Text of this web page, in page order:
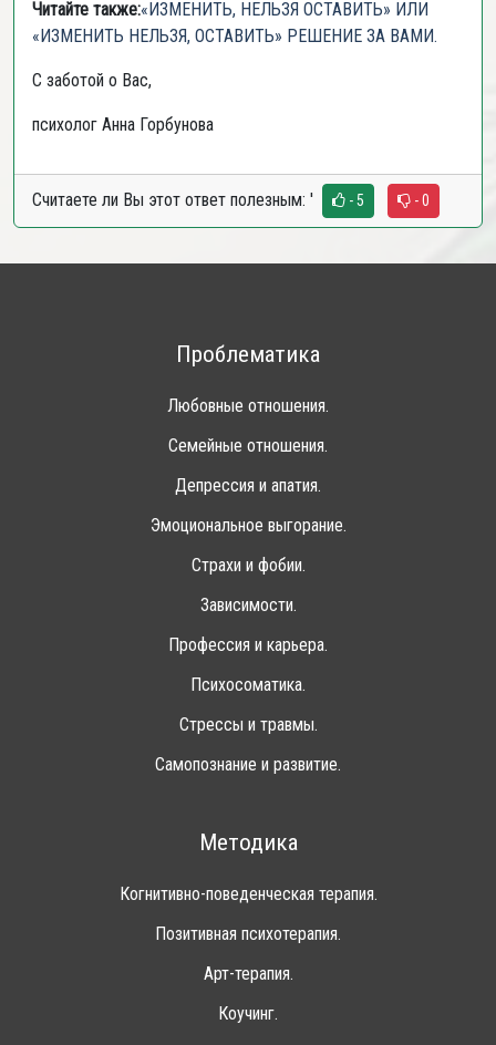
Читайте также:«ИЗМЕНИТЬ, НЕЛЬЗЯ ОСТАВИТЬ» ИЛИ
«ИЗМЕНИТЬ НЕЛЬЗЯ, ОСТАВИТЬ» РЕШЕНИЕ ЗА ВАМИ.
С заботой о Вас,
психолог Анна Горбунова
Считаете ли Вы этот ответ полезным: ' - 5 - 0
Проблематика
Любовные отношения.
Семейные отношения.
Депрессия и апатия.
Эмоциональное выгорание.
Страхи и фобии.
Зависимости.
Профессия и карьера.
Психосоматика.
Стрессы и травмы.
Самопознание и развитие.
Методика
Когнитивно-поведенческая терапия.
Позитивная психотерапия.
Арт-терапия.
Коучинг.